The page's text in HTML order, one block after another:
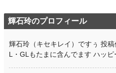
輝石玲のプロフィール
輝石玲（キセキレイ）ですぅ 投
L・GLもたまに含んでます ハッ